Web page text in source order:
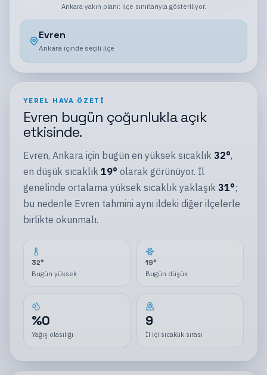
Ankarayakın planı: ilçe sınırlarıyla gösteriliyor.
Evren
Ankara içinde seçili ilçe
YEREL HAVA ÖZETI
Evren bugün çoğunlukla açık
etkisinde.
Evren, Ankaraiçin bugün en yüksek sıcaklık 32°,
en düşük sıcaklık 19° olarak görünüyor. İl
genelinde ortalama yüksek sıcaklık yaklaşık 31°;
bu nedenle Evren tahmini aynı ildeki diğer ilçelerle
birlikte okunmalı.
32°
Bugün yüksek
19°
Bugün düşük
%0
Yağış olasılığı
9
İl içi sıcaklık sırası